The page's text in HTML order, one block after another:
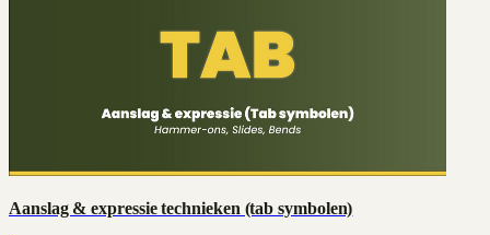
Aanslag & expressie technieken (tab symbolen)